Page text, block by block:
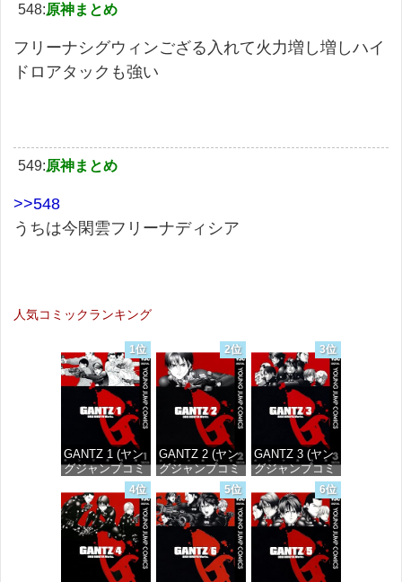
548:原神まとめ
フリーナシグウィンござる入れて火力増し増しハイ
ドロアタックも強い
549:原神まとめ
>>548
うちは今閑雲フリーナディシア
人気コミックランキング
1位
GANTZ 1 (ヤン
グジャンプコミ
ックスDIGITAL)
価格：¥100
2位
GANTZ 2 (ヤン
グジャンプコミ
ックスDIGITAL)
価格：¥100
3位
GANTZ 3 (ヤン
グジャンプコミ
ックスDIGITAL)
価格：¥100
4位 5位 6位